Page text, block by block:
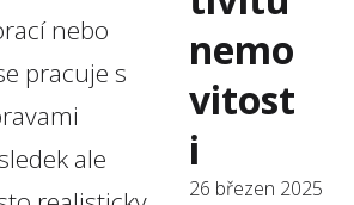
nebo
pracuje s
ale
nemo
vitost
i
26 březen 2025